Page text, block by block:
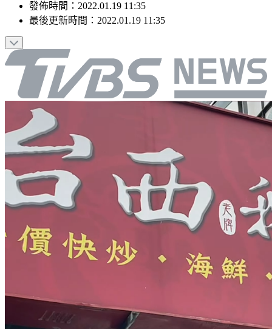
發佈時間： 2022.01.19 11:35
最後更新時間： 2022.01.19 11:35